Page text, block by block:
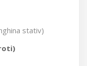
stativ)